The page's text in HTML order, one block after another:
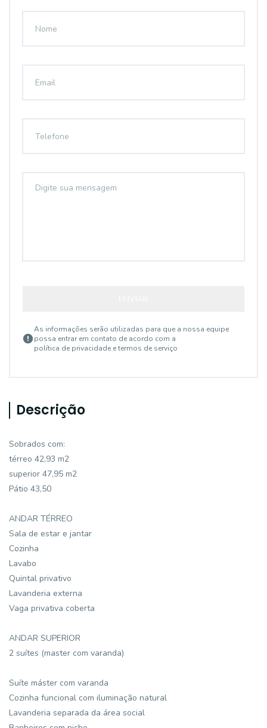
As informações serão utilizadas para que a nossa equipe
possa entrar em contato de acordo com a
política de privacidade e termos de serviço
Descrição
Sobrados com:
térreo 42,93 m2
superior 47,95 m2
Pátio 43,50
ANDAR TÉRREO
Sala de estar e jantar
Cozinha
Lavabo
Quintal privativo
Lavanderia externa
Vaga privativa coberta
ANDAR SUPERIOR
2 suítes (master com varanda)
Suíte máster com varanda
Cozinha funcional com iluminação natural
Lavanderia separada da área social